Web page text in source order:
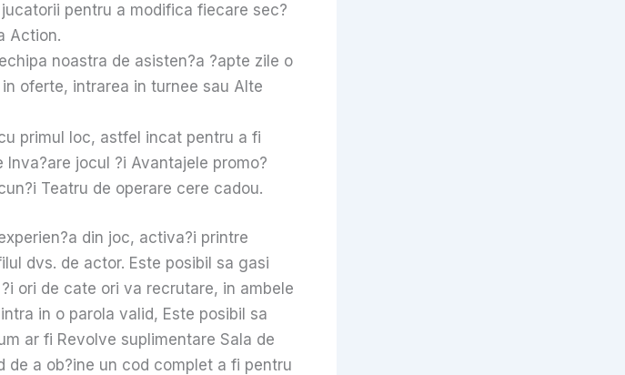
pentru a modifica fiecare sec?
Action.
noastra de asisten?a ?apte zile o
oferte, intrarea in turnee sau Alte
primul loc, astfel incat pentru a fi
jocul ?i Avantajele promo?
Teatru de operare cere cadou.
din joc, activa?i printre
dvs. de actor. Este posibil sa gasi
ori de cate ori va recrutare, in ambele
in o parola valid, Este posibil sa
ar fi Revolve suplimentare Sala de
de a ob?ine un cod complet a fi pentru